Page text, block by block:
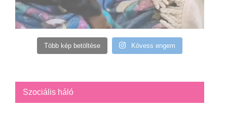
Több kép betöltése Kövess engem
Szociális háló